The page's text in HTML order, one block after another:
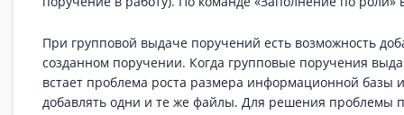
При групповой выдаче поручений есть возможность
созданном поручении. Когда групповые поручения
встает проблема роста размера информационной базы
добавлять одни и те же файлы. Для решения